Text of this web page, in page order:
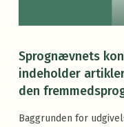
Sprognævnets
indeholder
den
Baggrunden for